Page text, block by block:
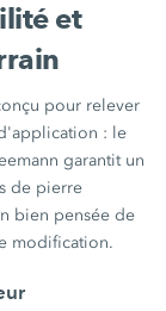
et
pour relever
: le
garantit un
de pierre
bien pensée de
modification.